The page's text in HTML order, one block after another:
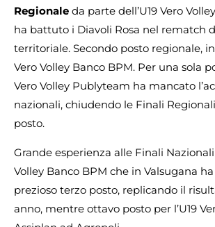
Regionale da parte dell’U19 Vero
ha battuto i Diavoli Rosa nel rematch
territoriale. Secondo posto regionale,
Vero Volley Banco BPM. Per una sola
Vero Volley Publyteam ha mancato
nazionali, chiudendo le Finali
posto.
Grande esperienza alle Finali Nazionali
Volley Banco BPM che in Valsugana
prezioso terzo posto, replicando il
anno, mentre ottavo posto per l’U19